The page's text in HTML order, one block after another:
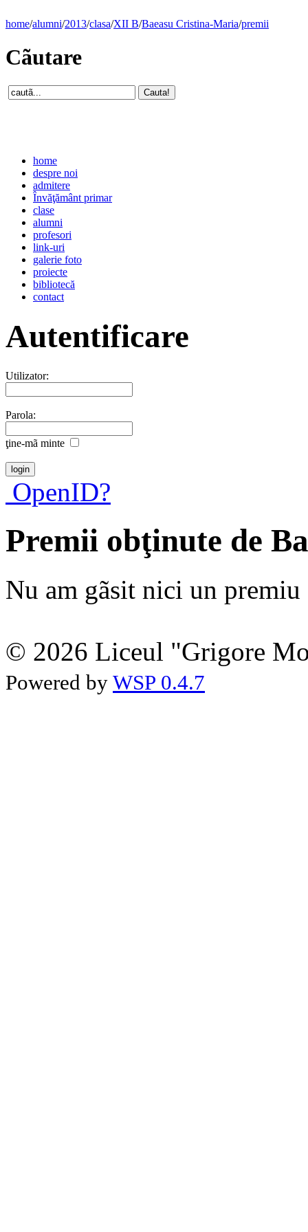
home/alumni/2013/clasa/XII B/Baeasu Cristina-Maria/premii
Cãutare
home
despre noi
admitere
Învăţământ primar
clase
alumni
profesori
link-uri
galerie foto
proiecte
bibliotecă
contact
Autentificare
Utilizator:
Parola:
ţine-mã minte
OpenID?
Premii obţinute de
Nu am gãsit nici un premiu
© 2026 Liceul "Grigore
Powered by WSP 0.4.7